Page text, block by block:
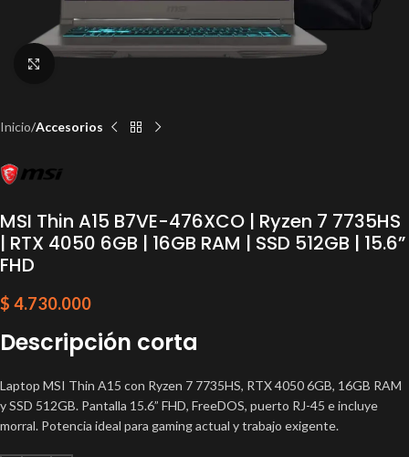
Inicio Accesorios
MSI Thin A15 B7VE-476XCO | Ryzen 7 7735HS
| RTX 4050 6GB | 16GB RAM | SSD 512GB | 15.6”
FHD
$ 4.730.000
Descripción corta
Laptop MSI Thin A15 con Ryzen 7 7735HS, RTX 4050 6GB, 16GB RAM
y SSD 512GB. Pantalla 15.6” FHD, FreeDOS, puerto RJ-45 e incluye
morral. Potencia ideal para gaming actual y trabajo exigente.